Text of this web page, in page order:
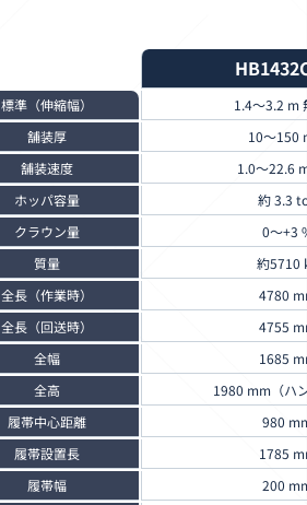
標準（伸縮幅） 1.4～3.2 m
舗装厚
10～150
舗装速度
1.0～22.6
ホッパ容量
約 3.3
クラウン量
0～+3
質量
約5710
全長（作業時）
4780
全長（回送時）
4755
全幅
1685
全高
1980 mm（ハ
履帯中心距離
980
履帯設置長
1785
履帯幅
200